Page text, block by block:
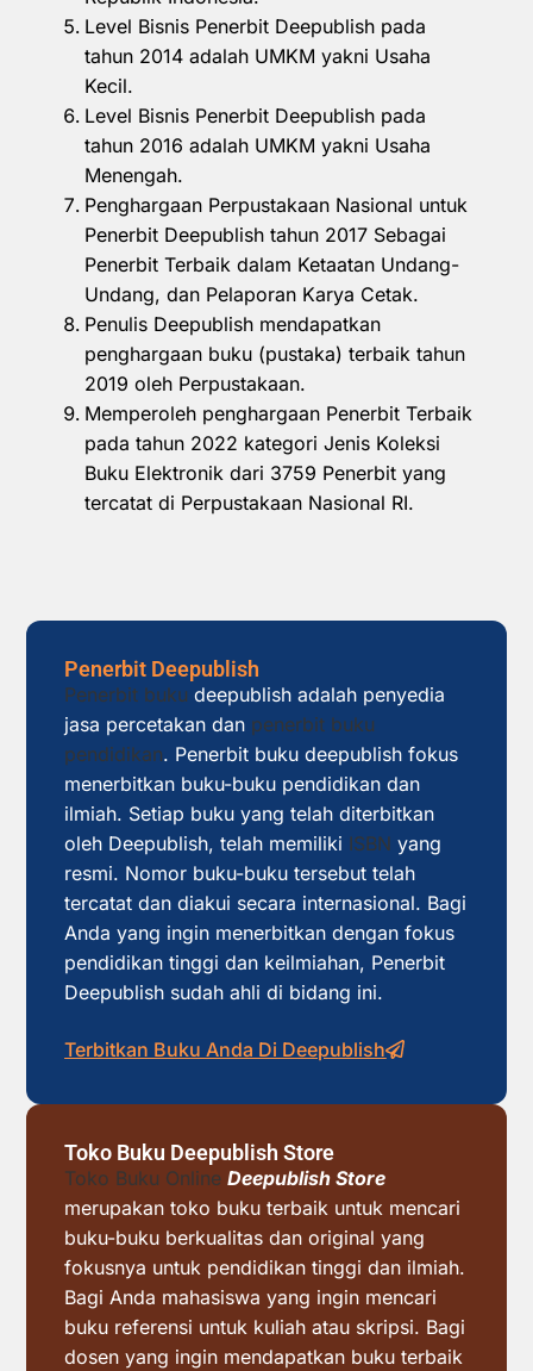
Level Bisnis Penerbit Deepublish pada
tahun 2014 adalah UMKM yakni Usaha
Kecil.
Level Bisnis Penerbit Deepublish pada
tahun 2016 adalah UMKM yakni Usaha
Menengah.
Penghargaan Perpustakaan Nasional untuk
Penerbit Deepublish tahun 2017 Sebagai
Penerbit Terbaik dalam Ketaatan Undang-
Undang, dan Pelaporan Karya Cetak.
Penulis Deepublish mendapatkan
penghargaan buku (pustaka) terbaik tahun
2019 oleh Perpustakaan.
Memperoleh penghargaan Penerbit Terbaik
pada tahun 2022 kategori Jenis Koleksi
Buku Elektronik dari 3759 Penerbit yang
tercatat di Perpustakaan Nasional RI.
Penerbit Deepublish
Penerbit buku deepublish adalah penyedia
jasa percetakan dan penerbit buku
pendidikan. Penerbit buku deepublish fokus
menerbitkan buku-buku pendidikan dan
ilmiah. Setiap buku yang telah diterbitkan
oleh Deepublish, telah memiliki ISBN yang
resmi. Nomor buku-buku tersebut telah
tercatat dan diakui secara internasional. Bagi
Anda yang ingin menerbitkan dengan fokus
pendidikan tinggi dan keilmiahan, Penerbit
Deepublish sudah ahli di bidang ini.
Terbitkan Buku Anda Di Deepublish
Toko Buku Deepublish Store
Toko Buku Online Deepublish Store
merupakan toko buku terbaik untuk mencari
buku-buku berkualitas dan original yang
fokusnya untuk pendidikan tinggi dan ilmiah.
Bagi Anda mahasiswa yang ingin mencari
buku referensi untuk kuliah atau skripsi. Bagi
dosen yang ingin mendapatkan buku terbaik